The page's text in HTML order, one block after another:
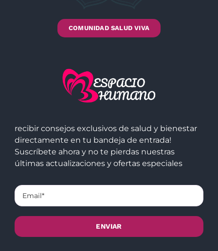
COMUNIDAD SALUD VIVA
recibir consejos exclusivos de salud y bienestar
directamente en tu bandeja de entrada!
Suscríbete ahora y no te pierdas nuestras
últimas actualizaciones y ofertas especiales